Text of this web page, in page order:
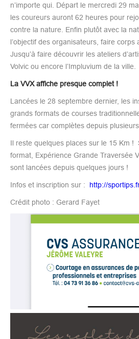
n’importe qui. Départ le mercredi 29
les coureurs auront 62 heures pour
contre la nature. Enfin plutôt avec la
l’objectif des organisateurs, faire corps
Jusqu’à faire découvrir les ateliers
Volvic ou encore l’Impluvium de la ville.
La VVX affiche presque complet !
Lancées le 28 septembre dernier, les
grands formats de courses
fermées car complètes depuis
Il reste quelques places sur le 15 Km !
format, Expérience Grande Traversée
sont lancées depuis quelques jours !
Infos et inscription sur : http://
Crédit photo : Gerard Fayet